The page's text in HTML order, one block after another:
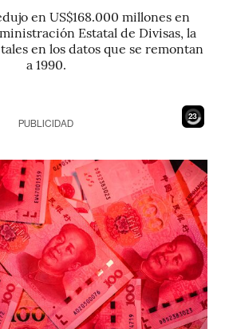
en US$168.000 millones en
Estatal de Divisas, la
en los datos que se remontan
a 1990.
21
PUBLICIDAD